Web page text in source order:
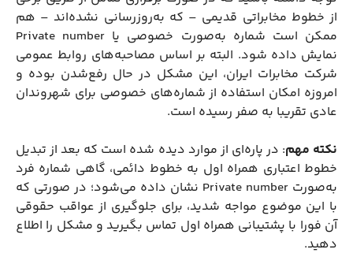
از خطوط مخابراتی قدیمی‌ – که به‌روزرسانی نشده‌اند – هم
ممکن است شماره به‌صورت خصوصی یا Private number
نمایش داده شود. البته بر اساس مصاحبه‌های روابط عمومی
شرکت مخابرات ایران، این مشکل در حال رفع‌شدن بوده و
امروزه امکان استفاده از شماره‌های خصوصی برای شهروندان
عادی تقریبا به صفر رسیده است.
نکته مهم: در پاره‌ای از موارد دیده شده است که بعد از تبدیل
خطوط اعتباری همراه اول به خطوط دائمی، گاهی شماره فرد
به‌صورت Private number نشان داده می‌شود؛ در صورتی که
با این موضوع مواجه شدید، برای جلوگیری از عواقب حقوقی
آن فورا با پشتیبانی همراه اول تماس بگیرید و مشکل را اطلاع
دهید.